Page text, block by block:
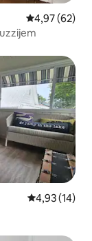
Prosječna
4,97 (62)
jacuzzijem
gosti”
Prosječna
4,93 (14)